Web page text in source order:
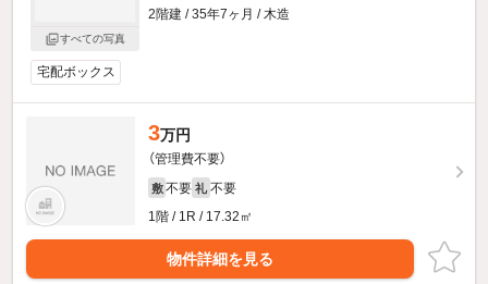
すべての写真
2階建 / 35年7ヶ月 / 木造
宅配ボックス
3万円
（管理費不要）
敷 不要 礼 不要
1階 / 1R / 17.32㎡
物件詳細を見る